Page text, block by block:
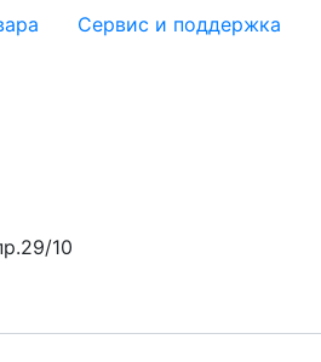
Сервис и поддержка
10